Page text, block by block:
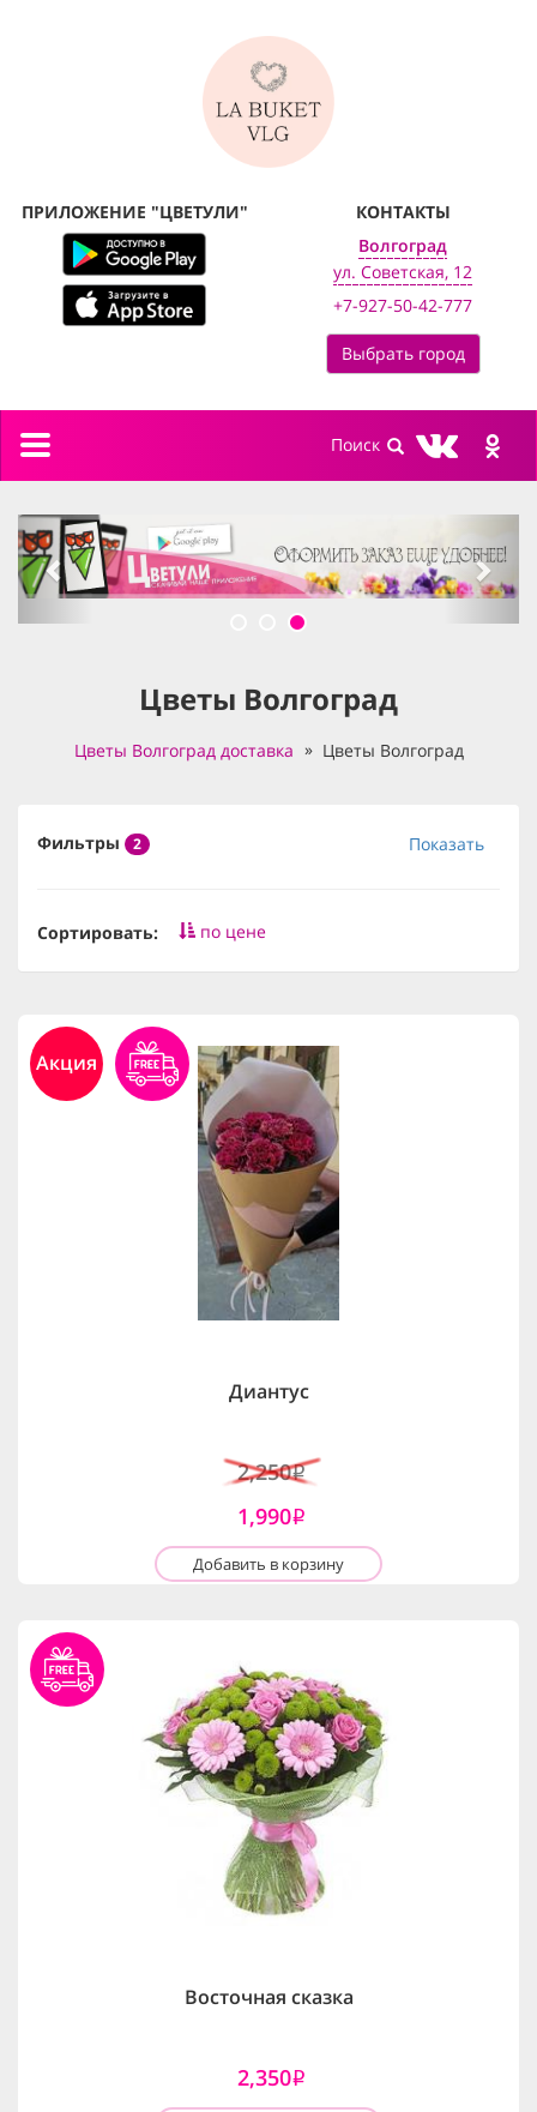
ПРИЛОЖЕНИЕ "ЦВЕТУЛИ"
КОНТАКТЫ
Волгоград
ул. Советская, 12
+7-927-50-42-777
Выбрать город
Toggle
previous
Цветы Волгоград
Цветы Волгоград доставка Цветы Волгоград
Фильтры 2 Показать
Сортировать: по цене
Акция
Диантус
2,250i
1,990i
Добавить в корзину
Восточная сказка
2,350i